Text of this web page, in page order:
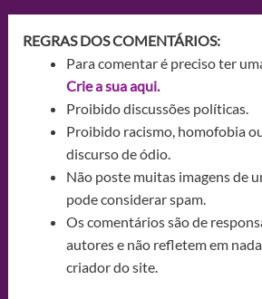
REGRAS DOS COMENTÁRIOS:
Para comentar é preciso ter
Crie a sua aqui.
Proibido discussões políticas.
Proibido racismo, homofobia
discurso de ódio.
Não poste muitas imagens de
pode considerar spam.
Os comentários são de
autores e não refletem em
criador do site.